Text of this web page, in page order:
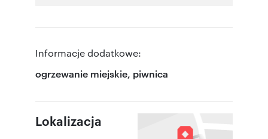
Informacje dodatkowe:
ogrzewanie miejskie, piwnica
Lokalizacja